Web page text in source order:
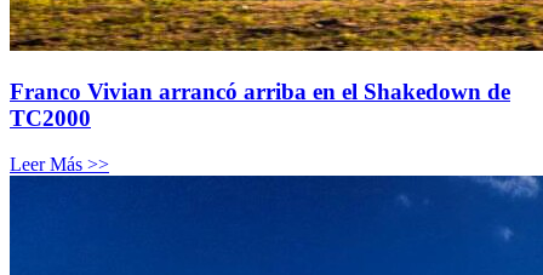
Franco Vivian arrancó arriba en el Shakedown de
TC2000
Leer Más >>